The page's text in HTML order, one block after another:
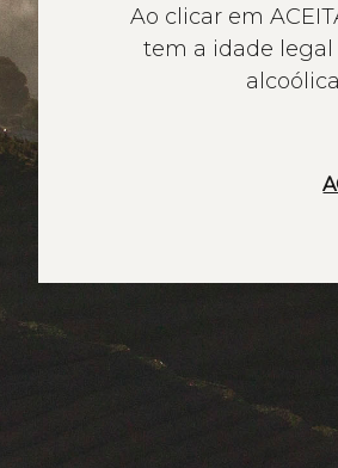
Ao clicar em
tem a idade